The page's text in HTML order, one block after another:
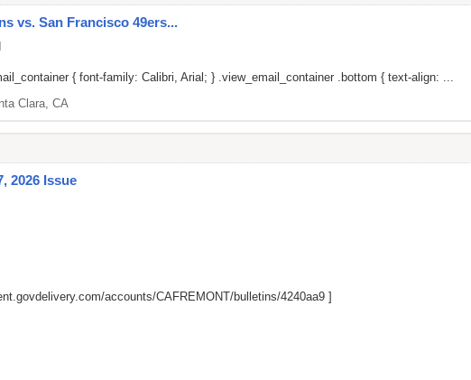
vs. San Francisco 49ers...
{ font-family: Calibri, Arial; } .view_email_container .bottom { text-align: ...
Clara, CA
2026 Issue
accounts/CAFREMONT/bulletins/4240aa9 ]